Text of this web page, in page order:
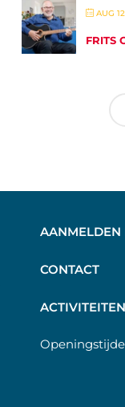
AUG
FRITS
AANMELDEN
CONTACT
ACTIVITEITEN